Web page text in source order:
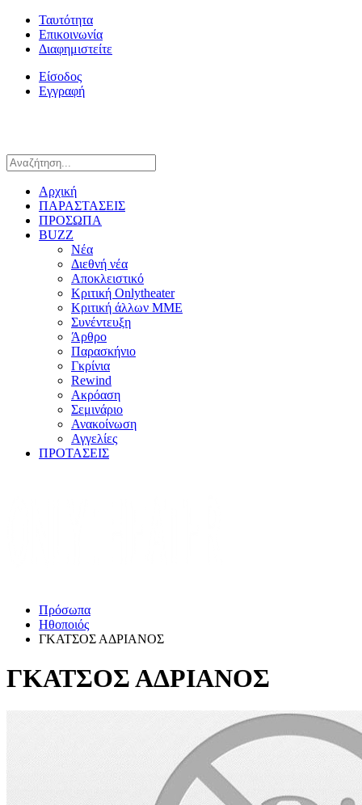
Ταυτότητα
Επικοινωνία
Διαφημιστείτε
Είσοδος
Εγγραφή
Αρχική
ΠΑΡΑΣΤΑΣΕΙΣ
ΠΡΟΣΩΠΑ
BUZZ
Νέα
Διεθνή νέα
Αποκλειστικό
Κριτική Onlytheater
Κριτική άλλων ΜΜΕ
Συνέντευξη
Άρθρο
Παρασκήνιο
Γκρίνια
Rewind
Ακρόαση
Σεμινάριο
Ανακοίνωση
Αγγελίες
ΠΡΟΤΑΣΕΙΣ
Πρόσωπα
Ηθοποιός
ΓΚΑΤΣΟΣ ΑΔΡΙΑΝΟΣ
ΓΚΑΤΣΟΣ ΑΔΡΙΑΝΟΣ